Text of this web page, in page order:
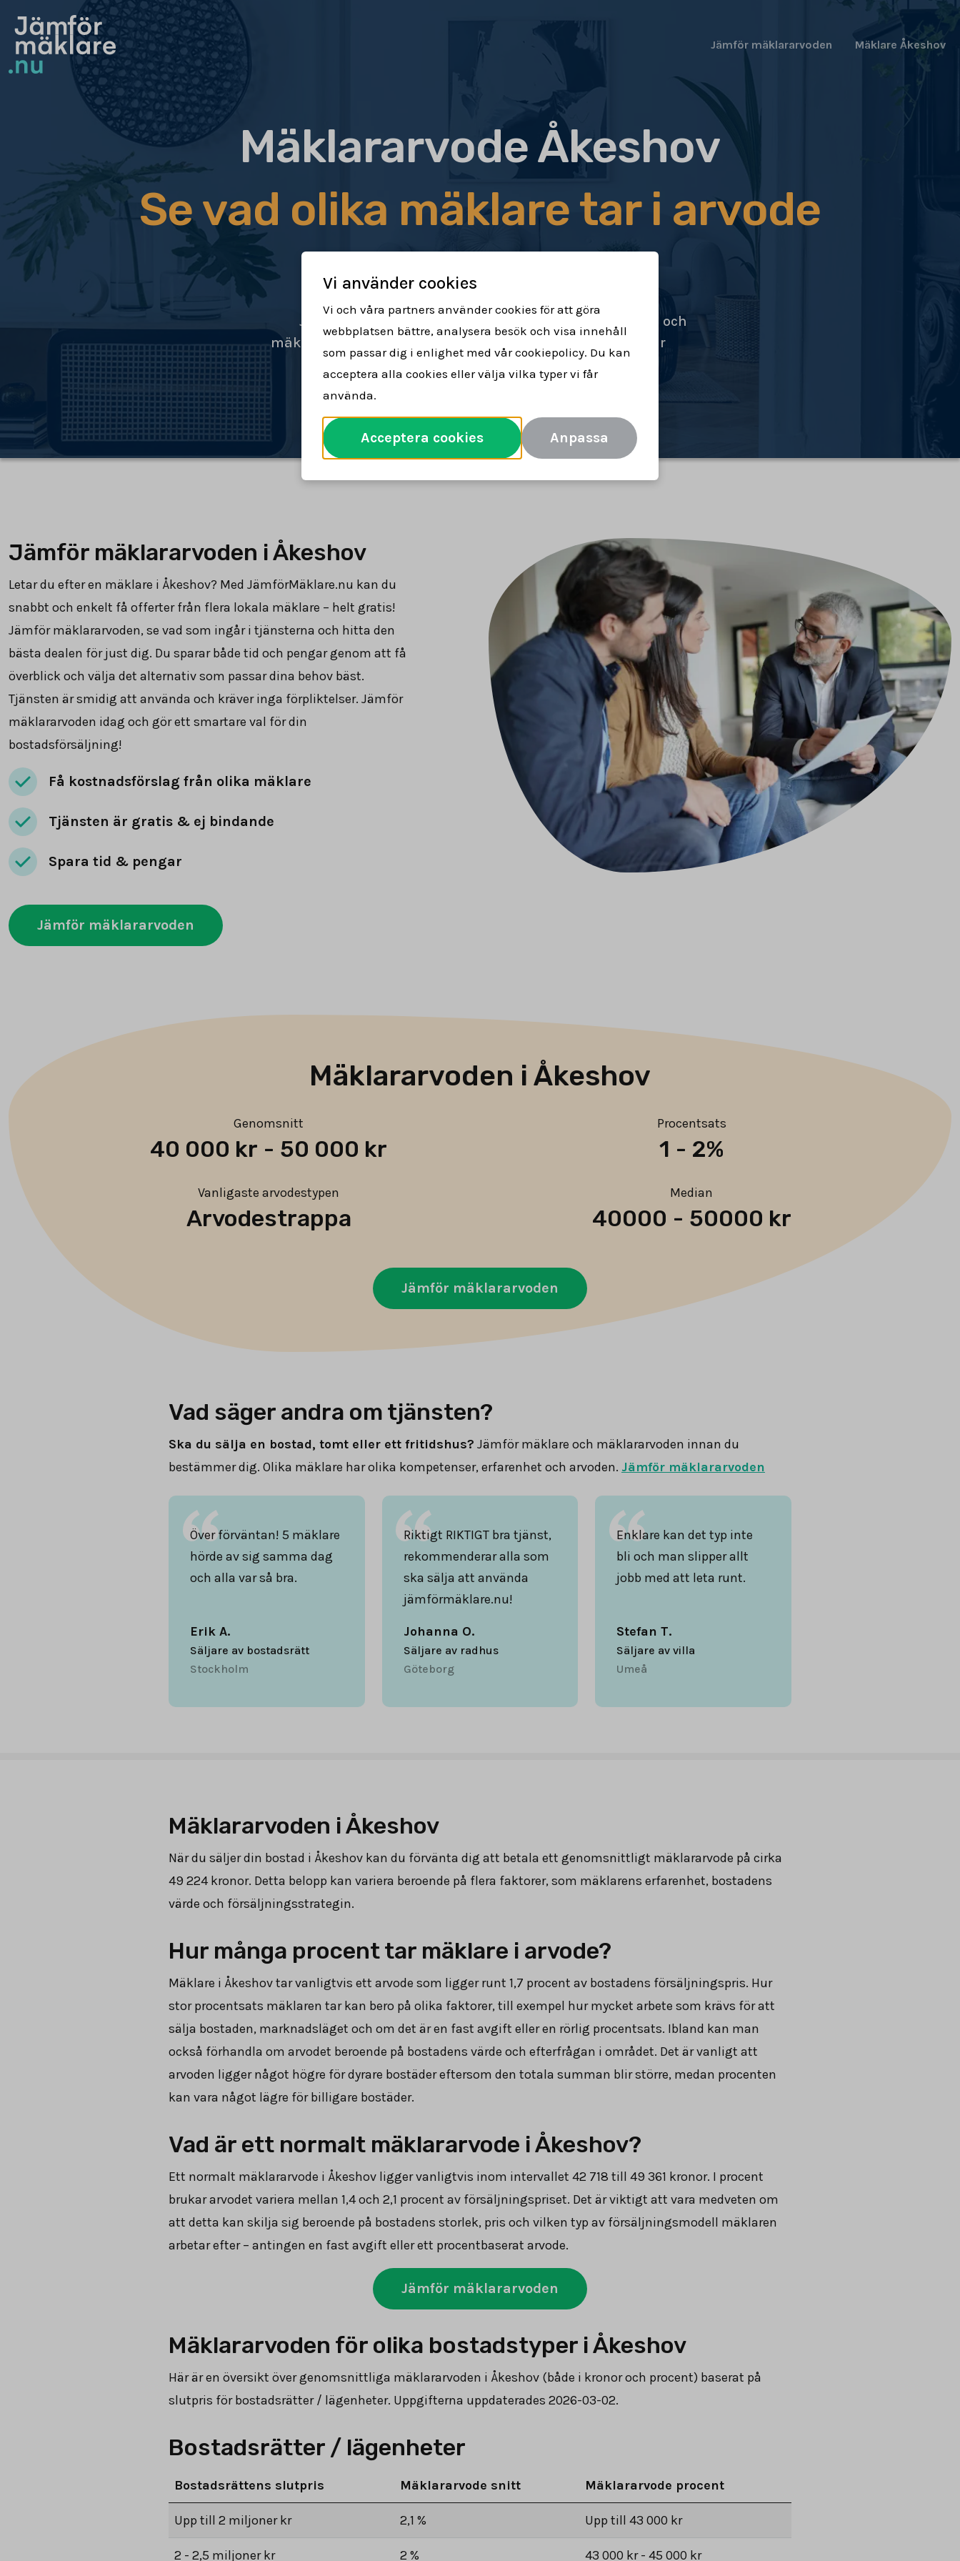
Jämför mäklararvoden Mäklare Åkeshov
Mäklararvode Åkeshov
Se vad olika mäklare tar i arvode
Jämför
mäklararvoden
Se vad mäklare tar för att sälja
din bostad
Spara tid och
pengar
Jämför mäklararvoden i Åkeshov
Letar du efter en mäklare i Åkeshov? Med JämförMäklare.nu kan du
snabbt och enkelt få offerter från flera lokala mäklare – helt gratis!
Jämför mäklararvoden, se vad som ingår i tjänsterna och hitta den
bästa dealen för just dig. Du sparar både tid och pengar genom att få
överblick och välja det alternativ som passar dina behov bäst.
Tjänsten är smidig att använda och kräver inga förpliktelser. Jämför
mäklararvoden idag och gör ett smartare val för din
bostadsförsäljning!
Få kostnadsförslag från olika mäklare
Tjänsten är gratis & ej bindande
Spara tid & pengar
Jämför mäklararvoden
Mäklararvoden i Åkeshov
Genomsnitt
40 000 kr - 50 000 kr
Procentsats
1 - 2%
Vanligaste arvodestypen
Arvodestrappa
Median
40000 - 50000 kr
Jämför mäklararvoden
Vad säger andra om tjänsten?
Ska du sälja en bostad, tomt eller ett fritidshus? Jämför mäklare och mäklararvoden innan du
bestämmer dig. Olika mäklare har olika kompetenser, erfarenhet och arvoden. Jämför mäklararvoden
Över förväntan! 5 mäklare
hörde av sig samma dag
och alla var så bra.
Erik A.
Säljare av bostadsrätt
Stockholm
Riktigt RIKTIGT bra tjänst,
rekommenderar alla som
ska sälja att använda
jämförmäklare.nu!
Johanna O.
Säljare av radhus
Göteborg
Enklare kan det typ inte
bli och man slipper allt
jobb med att leta runt.
Stefan T.
Säljare av villa
Umeå
Mäklararvoden i Åkeshov
När du säljer din bostad i Åkeshov kan du förvänta dig att betala ett genomsnittligt mäklararvode på cirka
49 224 kronor. Detta belopp kan variera beroende på flera faktorer, som mäklarens erfarenhet, bostadens
värde och försäljningsstrategin.
Hur många procent tar mäklare i arvode?
Mäklare i Åkeshov tar vanligtvis ett arvode som ligger runt 1,7 procent av bostadens försäljningspris. Hur
stor procentsats mäklaren tar kan bero på olika faktorer, till exempel hur mycket arbete som krävs för att
sälja bostaden, marknadsläget och om det är en fast avgift eller en rörlig procentsats. Ibland kan man
också förhandla om arvodet beroende på bostadens värde och efterfrågan i området. Det är vanligt att
arvoden ligger något högre för dyrare bostäder eftersom den totala summan blir större, medan procenten
kan vara något lägre för billigare bostäder.
Vad är ett normalt mäklararvode i Åkeshov?
Ett normalt mäklararvode i Åkeshov ligger vanligtvis inom intervallet 42 718 till 49 361 kronor. I procent
brukar arvodet variera mellan 1,4 och 2,1 procent av försäljningspriset. Det är viktigt att vara medveten om
att detta kan skilja sig beroende på bostadens storlek, pris och vilken typ av försäljningsmodell mäklaren
arbetar efter – antingen en fast avgift eller ett procentbaserat arvode.
Jämför mäklararvoden
Mäklararvoden för olika bostadstyper i Åkeshov
Här är en översikt över genomsnittliga mäklararvoden i Åkeshov (både i kronor och procent) baserat på
slutpris för bostadsrätter / lägenheter. Uppgifterna uppdaterades 2026-03-02.
Bostadsrätter / lägenheter
Bostadsrättens slutpris Mäklararvode snitt Mäklararvode procent
Upp till 2 miljoner kr 2,1 % Upp till 43 000 kr
2 - 2,5 miljoner kr 2 % 43 000 kr - 45 000 kr
Vi använder cookies
Vi och våra partners använder cookies för att göra
webbplatsen bättre, analysera besök och visa innehåll
som passar dig i enlighet med vår cookiepolicy. Du kan
acceptera alla cookies eller välja vilka typer vi får
använda.
Acceptera cookies Anpassa